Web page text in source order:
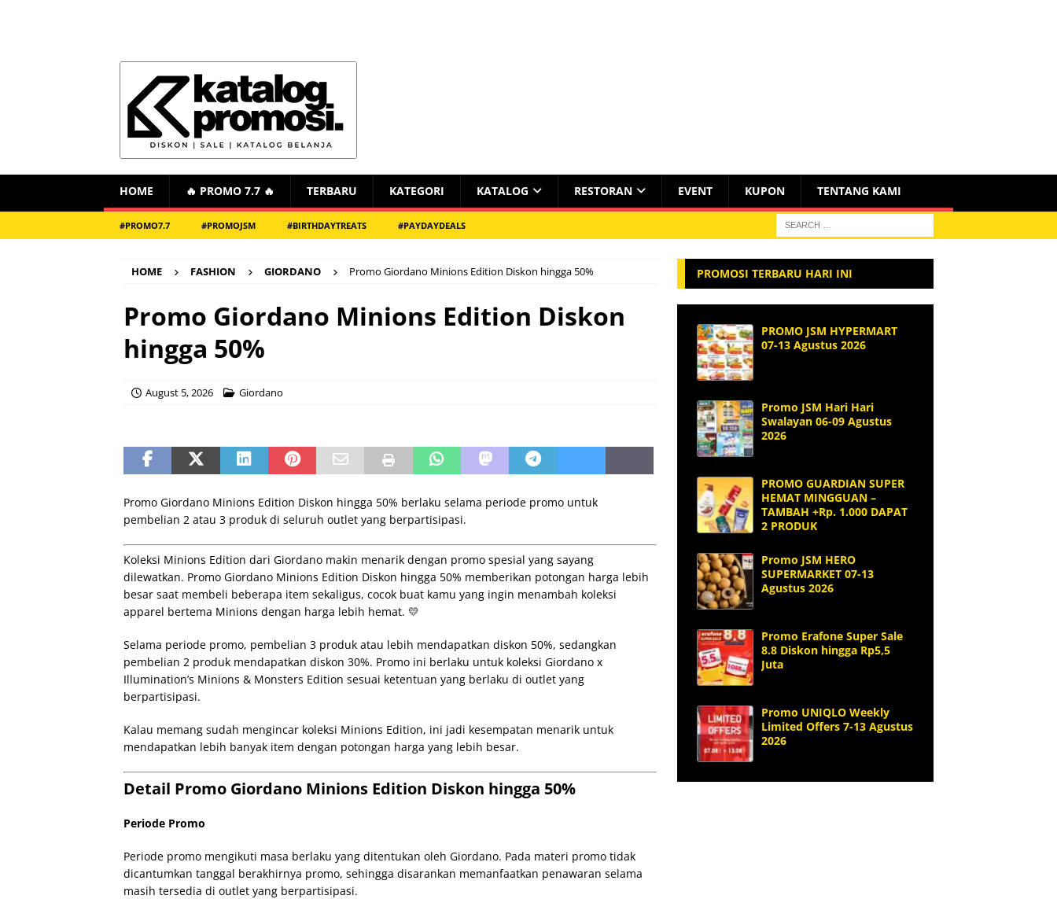
HOME 🔥 PROMO 7.7 🔥 TERBARU KATEGORI KATALOG RESTORAN EVENT KUPON TENTANG KAMI
#PROMO7.7 #PROMOJSM #BIRTHDAYTREATS #PAYDAYDEALS
HOME FASHION GIORDANO Promo Giordano Minions Edition Diskon hingga 50%
Promo Giordano Minions Edition Diskon
hingga 50%
August 5, 2026 Giordano
Promo Giordano Minions Edition Diskon hingga 50% berlaku selama periode promo untuk
pembelian 2 atau 3 produk di seluruh outlet yang berpartisipasi.
Koleksi Minions Edition dari Giordano makin menarik dengan promo spesial yang sayang
dilewatkan. Promo Giordano Minions Edition Diskon hingga 50% memberikan potongan harga lebih
besar saat membeli beberapa item sekaligus, cocok buat kamu yang ingin menambah koleksi
apparel bertema Minions dengan harga lebih hemat. 💛
Selama periode promo, pembelian 3 produk atau lebih mendapatkan diskon 50%, sedangkan
pembelian 2 produk mendapatkan diskon 30%. Promo ini berlaku untuk koleksi Giordano x
Illumination’s Minions & Monsters Edition sesuai ketentuan yang berlaku di outlet yang
berpartisipasi.
Kalau memang sudah mengincar koleksi Minions Edition, ini jadi kesempatan menarik untuk
mendapatkan lebih banyak item dengan potongan harga yang lebih besar.
Detail Promo Giordano Minions Edition Diskon hingga 50%
Periode Promo
Periode promo mengikuti masa berlaku yang ditentukan oleh Giordano. Pada materi promo tidak
dicantumkan tanggal berakhirnya promo, sehingga disarankan memanfaatkan penawaran selama
masih tersedia di outlet yang berpartisipasi.
PROMOSI TERBARU HARI INI
PROMO JSM HYPERMART
07-13 Agustus 2026
Promo JSM Hari Hari
Swalayan 06-09 Agustus
2026
PROMO GUARDIAN SUPER
HEMAT MINGGUAN –
TAMBAH +Rp. 1.000 DAPAT
2 PRODUK
Promo JSM HERO
SUPERMARKET 07-13
Agustus 2026
Promo Erafone Super Sale
8.8 Diskon hingga Rp5,5
Juta
Promo UNIQLO Weekly
Limited Offers 7-13 Agustus
2026